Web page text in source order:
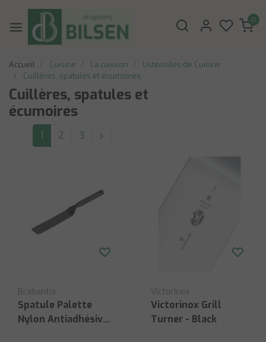
0
Accueil Cuisine La cuisson
Ustensiles de Cuisine
Cuillères, spatules et écumoires
Cuillères, spatules et
écumoires
1 2 3
Brabantia
Spatule Palette
Nylon Antiadhésive
Victorinox
Victorinox Grill
Turner - Black